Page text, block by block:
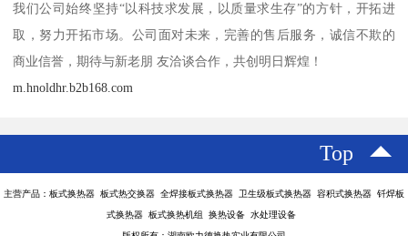
我们公司始终坚持“以科技求发展，以质量求生存”的方针，开拓进
取，努力开拓市场。公司面对未来，完善的售后服务，诚信不欺的
商业信誉，期待与新老朋 友洽谈合作，共创明日辉煌！
m.hnoldhr.b2b168.com
Top
主营产品：板式换热器 板式热交换器 全焊接板式换热器 卫生级板式换热器 容积式换热器 钎焊板
式换热器 板式换热机组 换热设备 水处理设备